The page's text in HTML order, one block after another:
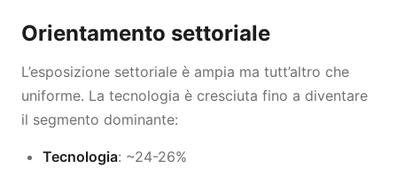
Orientamento settoriale
L’esposizione settoriale è ampia ma tutt’altro che
uniforme. La tecnologia è cresciuta fino a diventare
il segmento dominante:
Tecnologia: ~24-26%